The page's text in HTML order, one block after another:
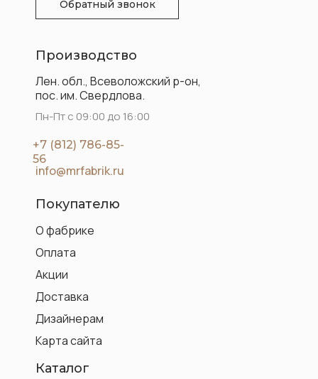
Акции
Оплата
Доставка
О фабрике
Производство
Покупателю
Каталог
+7 (812) 786-85-
56
Пн-Пт с 09:00 до 16:00
Карта сайта
Дизайнерам
Лен. обл., Всеволожский р-он,
пос. им. Свердлова.
info@mrfabrik.ru
Обратный звонок